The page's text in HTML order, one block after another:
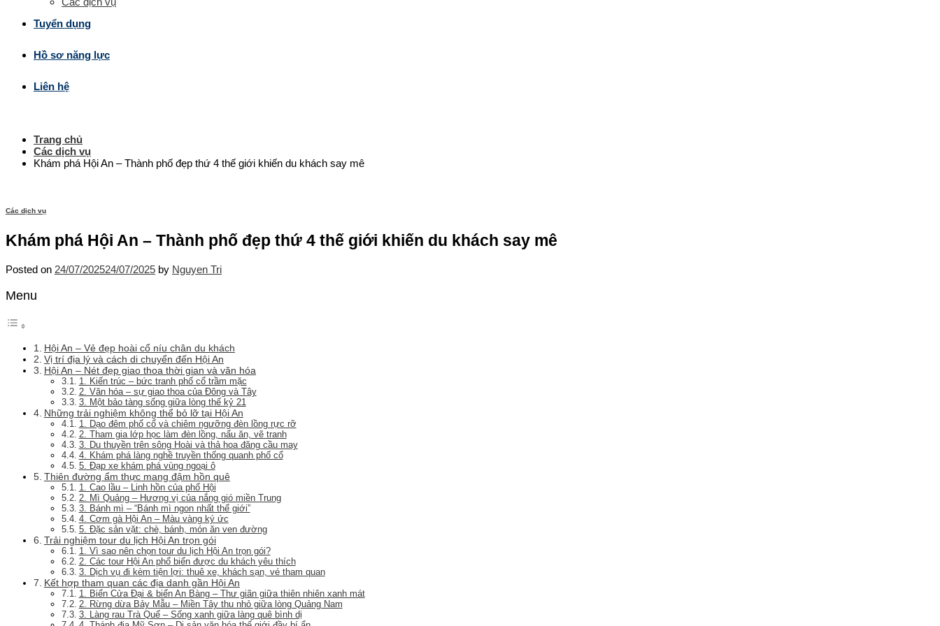
Tuyển dụng
Hồ sơ năng lực
Liên hệ
Trang chủ
Các dịch vụ
Khám phá Hội An – Thành phố đẹp thứ 4 thế giới khiến du khách say mê
Các dịch vụ
Khám phá Hội An – Thành phố đẹp thứ 4 thế giới khiến du khách say mê
Posted on 24/07/202524/07/2025 by Nguyen Tri
Menu
Hội An – Vẻ đẹp hoài cổ níu chân du khách
Vị trí địa lý và cách di chuyển đến Hội An
Hội An – Nét đẹp giao thoa thời gian và văn hóa
1. Kiến trúc – bức tranh phố cổ trầm mặc
2. Văn hóa – sự giao thoa của Đông và Tây
3. Một bảo tàng sống giữa lòng thế kỷ 21
Những trải nghiệm không thể bỏ lỡ tại Hội An
1. Dạo đêm phố cổ và chiêm ngưỡng đèn lồng rực rỡ
2. Tham gia lớp học làm đèn lồng, nấu ăn, vẽ tranh
3. Du thuyền trên sông Hoài và thả hoa đăng cầu may
4. Khám phá làng nghề truyền thống quanh phố cổ
5. Đạp xe khám phá vùng ngoại ô
Thiên đường ẩm thực mang đậm hồn quê
1. Cao lầu – Linh hồn của phố Hội
2. Mì Quảng – Hương vị của nắng gió miền Trung
3. Bánh mì – “Bánh mì ngon nhất thế giới”
4. Cơm gà Hội An – Màu vàng ký ức
5. Đặc sản vặt: chè, bánh, món ăn ven đường
Trải nghiệm tour du lịch Hội An trọn gói
1. Vì sao nên chọn tour du lịch Hội An trọn gói?
2. Các tour Hội An phổ biến được du khách yêu thích
3. Dịch vụ đi kèm tiện lợi: thuê xe, khách sạn, vé tham quan
Kết hợp tham quan các địa danh gần Hội An
1. Biển Cửa Đại & biển An Bàng – Thư giãn giữa thiên nhiên xanh mát
2. Rừng dừa Bảy Mẫu – Miền Tây thu nhỏ giữa lòng Quảng Nam
3. Làng rau Trà Quế – Sống xanh giữa làng quê bình dị